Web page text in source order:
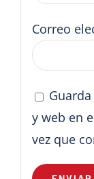
Correo
y web en
vez que